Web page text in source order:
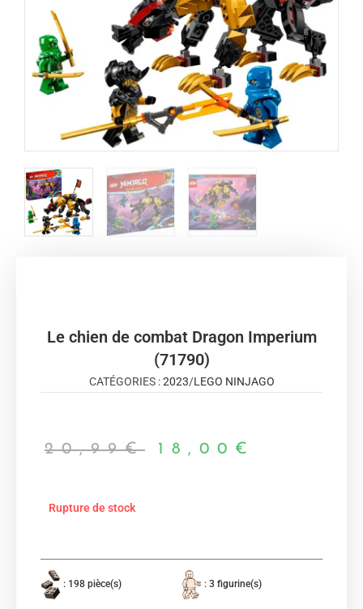
Le chien de combat Dragon Imperium
(71790)
CATÉGORIES :2023/LEGO NINJAGO
20,99€ 18,00 €
Rupture de stock
: 198 pièce(s) : 3 figurine(s)